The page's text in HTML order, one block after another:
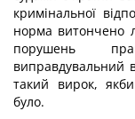
кримінальної
норма витончено
порушень
виправдувальний
такий вирок,
було.